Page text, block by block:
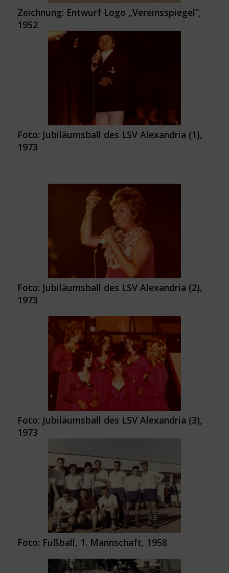
Zeichnung: Entwurf Logo „Vereinsspiegel“,
1952
Foto: Jubiläumsball des LSV Alexandria (1),
1973
Foto: Jubiläumsball des LSV Alexandria (2),
1973
Foto: Jubiläumsball des LSV Alexandria (3),
1973
Foto: Fußball, 1. Mannschaft, 1958